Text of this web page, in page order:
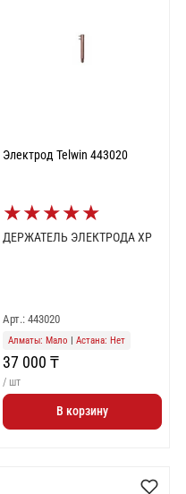
Электрод Telwin 443020
★★★★★
ДЕРЖАТЕЛЬ ЭЛЕКТРОДА XP
Арт.: 443020
Алматы: Мало | Астана: Нет
37 000 ₸
/ шт
В корзину